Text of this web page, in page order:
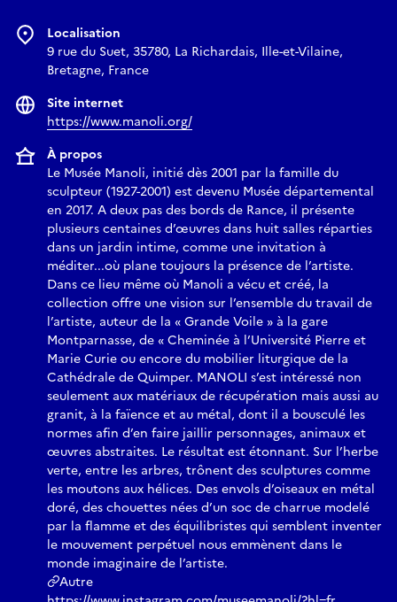
Localisation
9 rue du Suet, 35780, La Richardais, Ille-et-Vilaine,
Bretagne, France
Site internet
https://www.manoli.org/
À propos
Le Musée Manoli, initié dès 2001 par la famille du
sculpteur (1927-2001) est devenu Musée départemental
en 2017. A deux pas des bords de Rance, il présente
plusieurs centaines d’œuvres dans huit salles réparties
dans un jardin intime, comme une invitation à
méditer...où plane toujours la présence de l’artiste.
Dans ce lieu même où Manoli a vécu et créé, la
collection offre une vision sur l’ensemble du travail de
l’artiste, auteur de la « Grande Voile » à la gare
Montparnasse, de « Cheminée à l’Université Pierre et
Marie Curie ou encore du mobilier liturgique de la
Cathédrale de Quimper. MANOLI s’est intéressé non
seulement aux matériaux de récupération mais aussi au
granit, à la faïence et au métal, dont il a bousculé les
normes afin d’en faire jaillir personnages, animaux et
œuvres abstraites. Le résultat est étonnant. Sur l’herbe
verte, entre les arbres, trônent des sculptures comme
les moutons aux hélices. Des envols d’oiseaux en métal
doré, des chouettes nées d’un soc de charrue modelé
par la flamme et des équilibristes qui semblent inventer
le mouvement perpétuel nous emmènent dans le
monde imaginaire de l’artiste.
Autre